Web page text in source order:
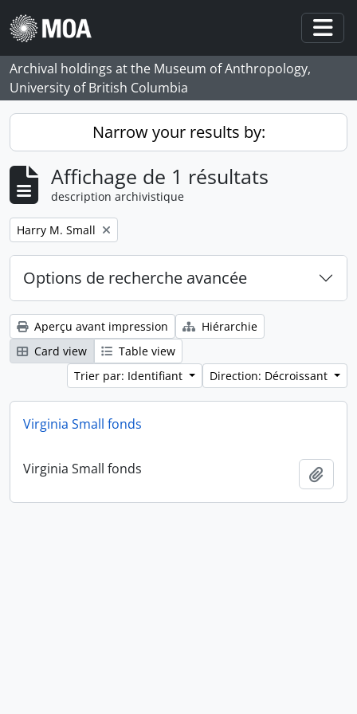
Skip to main content
Archival holdings at the Museum of Anthropology,
University of British Columbia
Narrow your results by:
Affichage de 1 résultats
description archivistique
Remove filter:
Harry M. Small
Options de recherche avancée
Aperçu avant impression
Hiérarchie
Card view
Table view
Trier par: Identifiant
Direction: Décroissant
Virginia Small fonds
Virginia Small fonds